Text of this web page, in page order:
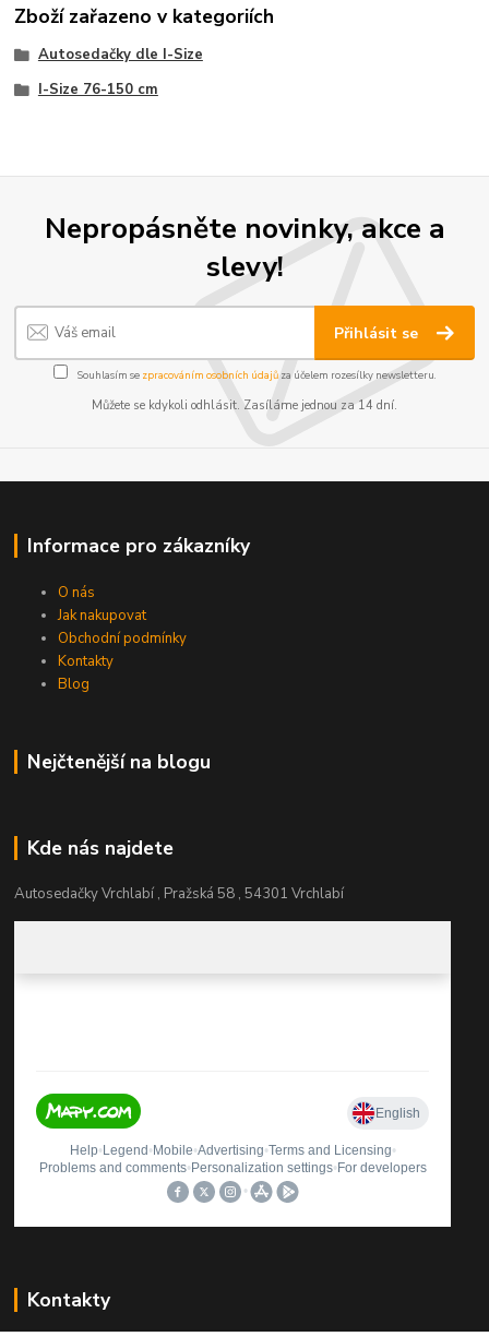
Zboží zařazeno v kategoriích
Autosedačky dle I-Size
I-Size 76-150 cm
Nepropásněte novinky, akce a
slevy!
Přihlásit se
Souhlasím se zpracováním osobních údajůza účelem rozesílky newsletteru.
Můžete se kdykoli odhlásit. Zasíláme jednou za 14 dní.
Informace pro zákazníky
O nás
Jak nakupovat
Obchodní podmínky
Kontakty
Blog
Nejčtenější na blogu
Kde nás najdete
Autosedačky Vrchlabí , Pražská 58 , 54301 Vrchlabí
Kontakty